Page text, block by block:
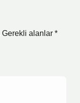
Gerekli alanlar *